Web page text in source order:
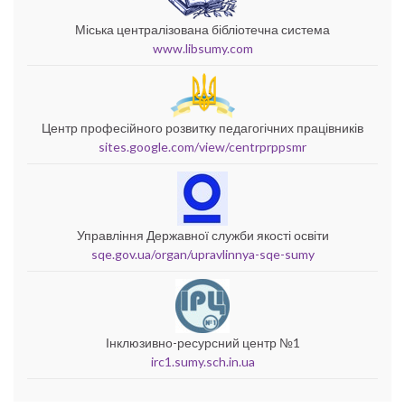
Міська централізована бібліотечна система
www.libsumy.com
Центр професійного розвитку педагогічних працівників
sites.google.com/view/centrprppsmr
Управління Державної служби якості освіти
sqe.gov.ua/organ/upravlinnya-sqe-sumy
Інклюзивно-ресурсний центр №1
irc1.sumy.sch.in.ua